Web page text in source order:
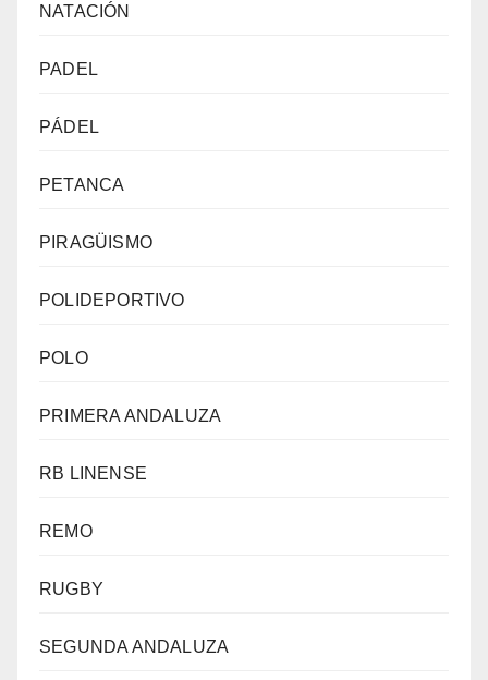
NATACIÓN
PADEL
PÁDEL
PETANCA
PIRAGÜISMO
POLIDEPORTIVO
POLO
PRIMERA ANDALUZA
RB LINENSE
REMO
RUGBY
SEGUNDA ANDALUZA